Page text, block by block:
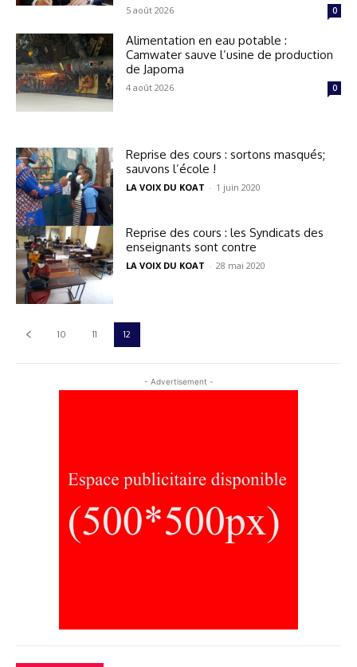
5 août 2026 0
Alimentation en eau potable :
Camwater sauve l’usine de production
de Japoma
4 août 2026 0
Reprise des cours : sortons masqués;
sauvons l’école !
LA VOIX DU KOAT - 1 juin 2020
Reprise des cours : les Syndicats des
enseignants sont contre
LA VOIX DU KOAT - 28 mai 2020
10 11 12
- Advertisement -